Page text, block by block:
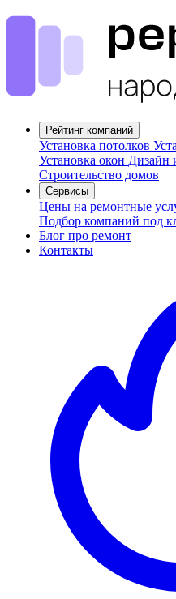
Рейтинг компаний
Установка потолков
Установка окон Дизайн
Строительство домов
Сервисы
Цены на ремонтные
Подбор компаний под
Блог про ремонт
Контакты